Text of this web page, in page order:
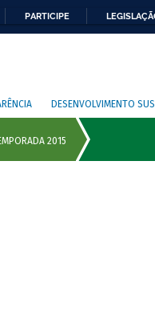
PARTICIPE
DESENVOLVIMENTO